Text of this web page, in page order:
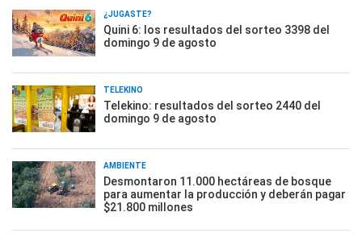
¿JUGASTE?
Quini 6: los resultados del sorteo 3398 del
domingo 9 de agosto
TELEKINO
Telekino: resultados del sorteo 2440 del
domingo 9 de agosto
AMBIENTE
Desmontaron 11.000 hectáreas de bosque
para aumentar la producción y deberán pagar
$21.800 millones